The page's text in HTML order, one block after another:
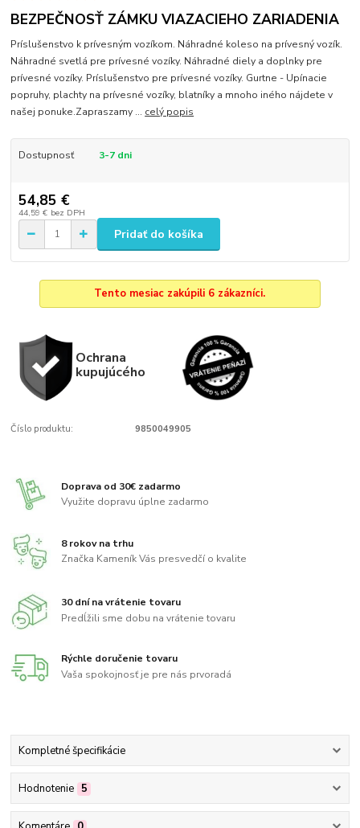
BEZPEČNOSŤ ZÁMKU VIAZACIEHO ZARIADENIA
Príslušenstvo k prívesným vozíkom. Náhradné koleso na prívesný vozík.
Náhradné svetlá pre prívesné vozíky. Náhradné diely a doplnky pre
prívesné vozíky. Príslušenstvo pre prívesné vozíky. Gurtne - Upínacie
popruhy, plachty na prívesné vozíky, blatníky a mnoho iného nájdete v
našej ponuke.Zapraszamy ... celý popis
Dostupnosť 3-7 dni
54,85 €
44,59 € bez DPH
Pridať do košíka
Tento mesiac zakúpili 6 zákazníci.
Ochrana
kupujúcého
Číslo produktu: 9850049905
Doprava od 30€ zadarmo
Využite dopravu úplne zadarmo
8 rokov na trhu
Značka Kameník Vás presvedčí o kvalite
30 dní na vrátenie tovaru
Predĺžili sme dobu na vrátenie tovaru
Rýchle doručenie tovaru
Vaša spokojnosť je pre nás prvoradá
Kompletné špecifikácie
Hodnotenie 5